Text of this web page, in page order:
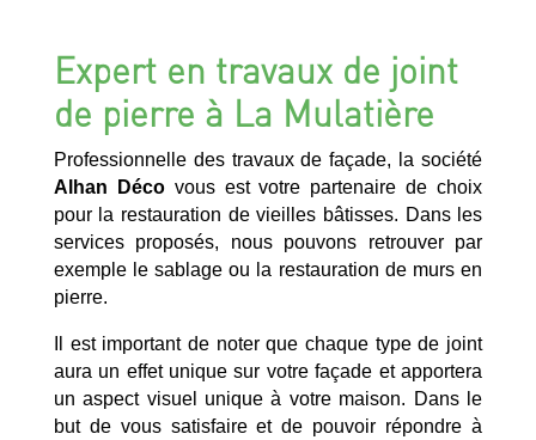
Expert en travaux de joint
de pierre à La Mulatière
Professionnelle des travaux de façade, la société
Alhan Décovous est votre partenaire de choix
pour la restauration de vieilles bâtisses. Dans les
services proposés, nous pouvons retrouver par
exemple le sablage ou la restauration de murs en
pierre.
Il est important de noter que chaque type de joint
aura un effet unique sur votre façade et apportera
un aspect visuel unique à votre maison. Dans le
but de vous satisfaire et de pouvoir répondre à